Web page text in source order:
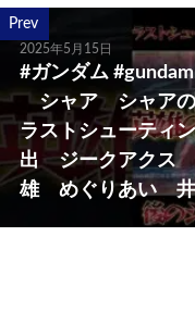
Prev
2025年5月15日
#ガンダム
シャア シャア
ラストシューテ
出 ジークアクス
雄 めぐりあい